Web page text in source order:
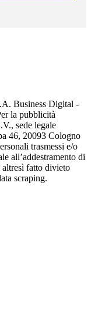
Business Digital -
la pubblicità
sede legale
46, 20093 Cologno
trasmessi e/o
all’addestramento di
fatto divieto
scraping.